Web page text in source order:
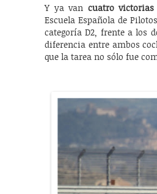
Y ya van cuatro
Escuela Española de
categoría D2, frente a los
diferencia entre ambos
que la tarea no sólo fue